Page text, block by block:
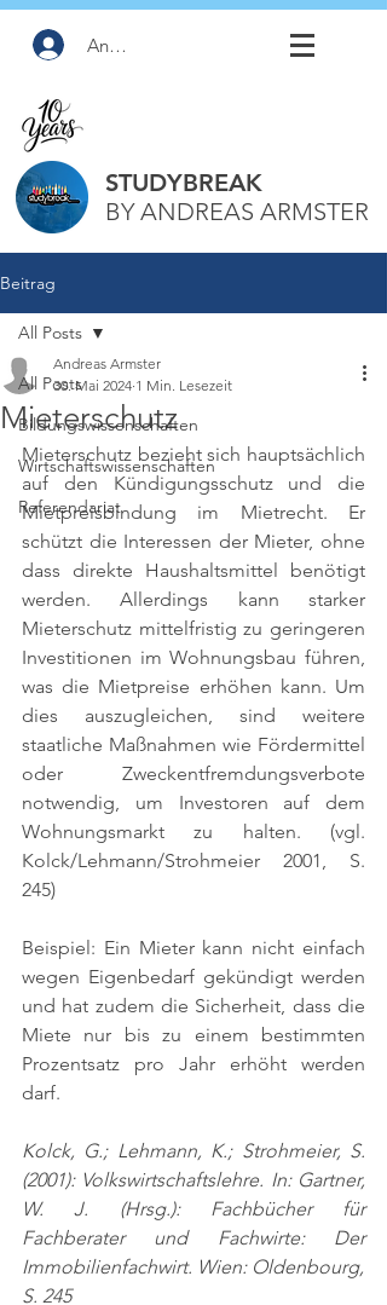
Anmelden
STUDYBREAK
BY ANDREAS ARMSTER
Beitrag
All Posts
Bildungswissenschaften
Wirtschaftswissenschaften
Referendariat
All Posts
Mieterschutz
Andreas Armster
30. Mai 2024 1 Min. Lesezeit
Mieterschutz bezieht sich hauptsächlich
auf den Kündigungsschutz und die
Mietpreisbindung im Mietrecht. Er
schützt die Interessen der Mieter, ohne
dass direkte Haushaltsmittel benötigt
werden. Allerdings kann starker
Mieterschutz mittelfristig zu geringeren
Investitionen im Wohnungsbau führen,
was die Mietpreise erhöhen kann. Um
dies auszugleichen, sind weitere
staatliche Maßnahmen wie Fördermittel
oder Zweckentfremdungsverbote
notwendig, um Investoren auf dem
Wohnungsmarkt zu halten. (vgl.
Kolck/Lehmann/Strohmeier 2001, S.
245)
Beispiel: Ein Mieter kann nicht einfach
wegen Eigenbedarf gekündigt werden
und hat zudem die Sicherheit, dass die
Miete nur bis zu einem bestimmten
Prozentsatz pro Jahr erhöht werden
darf.
Kolck, G.; Lehmann, K.; Strohmeier, S.
(2001): Volkswirtschaftslehre. In: Gartner,
W. J. (Hrsg.): Fachbücher für
Fachberater und Fachwirte: Der
Immobilienfachwirt. Wien: Oldenbourg,
S. 245